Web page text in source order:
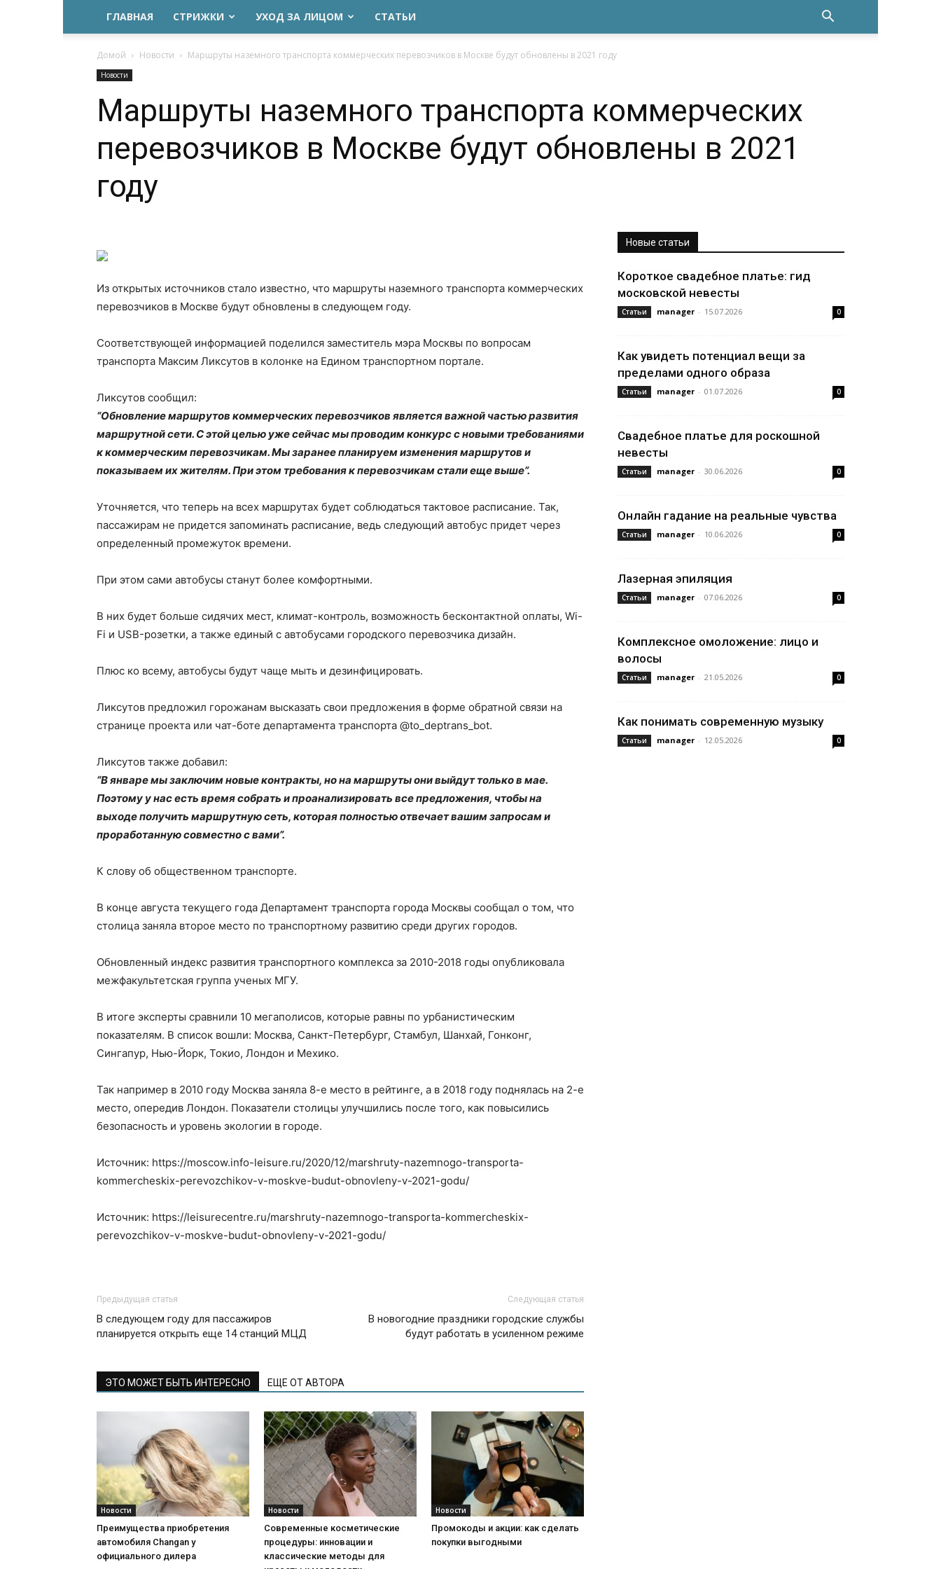
ГЛАВНАЯ СТРИЖКИ УХОД ЗА ЛИЦОМ СТАТЬИ
Домой Новости Маршруты наземного транспорта коммерческих перевозчиков в Москве будут обновлены в 2021 году
Новости
Маршруты наземного транспорта коммерческих
перевозчиков в Москве будут обновлены в 2021
году
Из открытых источников стало известно, что маршруты наземного транспорта коммерческих
перевозчиков в Москве будут обновлены в следующем году.
Соответствующей информацией поделился заместитель мэра Москвы по вопросам
транспорта Максим Ликсутов в колонке на Едином транспортном портале.
Ликсутов сообщил:
“Обновление маршрутов коммерческих перевозчиков является важной частью развития
маршрутной сети. С этой целью уже сейчас мы проводим конкурс с новыми требованиями
к коммерческим перевозчикам. Мы заранее планируем изменения маршрутов и
показываем их жителям. При этом требования к перевозчикам стали еще выше”.
Уточняется, что теперь на всех маршрутах будет соблюдаться тактовое расписание. Так,
пассажирам не придется запоминать расписание, ведь следующий автобус придет через
определенный промежуток времени.
При этом сами автобусы станут более комфортными.
В них будет больше сидячих мест, климат-контроль, возможность бесконтактной оплаты, Wi-
Fi и USB-розетки, а также единый с автобусами городского перевозчика дизайн.
Плюс ко всему, автобусы будут чаще мыть и дезинфицировать.
Ликсутов предложил горожанам высказать свои предложения в форме обратной связи на
странице проекта или чат-боте департамента транспорта @to_deptrans_bot.
Ликсутов также добавил:
“В январе мы заключим новые контракты, но на маршруты они выйдут только в мае.
Поэтому у нас есть время собрать и проанализировать все предложения, чтобы на
выходе получить маршрутную сеть, которая полностью отвечает вашим запросам и
проработанную совместно с вами”.
К слову об общественном транспорте.
В конце августа текущего года Департамент транспорта города Москвы сообщал о том, что
столица заняла второе место по транспортному развитию среди других городов.
Обновленный индекс развития транспортного комплекса за 2010-2018 годы опубликовала
межфакультетская группа ученых МГУ.
В итоге эксперты сравнили 10 мегаполисов, которые равны по урбанистическим
показателям. В список вошли: Москва, Санкт-Петербург, Стамбул, Шанхай, Гонконг,
Сингапур, Нью-Йорк, Токио, Лондон и Мехико.
Так например в 2010 году Москва заняла 8-е место в рейтинге, а в 2018 году поднялась на 2-е
место, опередив Лондон. Показатели столицы улучшились после того, как повысились
безопасность и уровень экологии в городе.
Источник: https://moscow.info-leisure.ru/2020/12/marshruty-nazemnogo-transporta-
kommercheskix-perevozchikov-v-moskve-budut-obnovleny-v-2021-godu/
Источник: https://leisurecentre.ru/marshruty-nazemnogo-transporta-kommercheskix-
perevozchikov-v-moskve-budut-obnovleny-v-2021-godu/
Предыдущая статья
В следующем году для пассажиров
планируется открыть еще 14 станций МЦД
Следующая статья
В новогодние праздники городские службы
будут работать в усиленном режиме
ЭТО МОЖЕТ БЫТЬ ИНТЕРЕСНО ЕЩЕ ОТ АВТОРА
Новости
Преимущества приобретения
автомобиля Changan у
официального дилера
Новости
Современные косметические
процедуры: инновации и
классические методы для
Новости
Промокоды и акции: как сделать
покупки выгодными
Новые статьи
Короткое свадебное платье: гид
московской невесты
Статьи manager - 15.07.2026 0
Как увидеть потенциал вещи за
пределами одного образа
Статьи manager - 01.07.2026 0
Свадебное платье для роскошной
невесты
Статьи manager - 30.06.2026 0
Онлайн гадание на реальные чувства
Статьи manager - 10.06.2026 0
Лазерная эпиляция
Статьи manager - 07.06.2026 0
Комплексное омоложение: лицо и
волосы
Статьи manager - 21.05.2026 0
Как понимать современную музыку
Статьи manager - 12.05.2026 0